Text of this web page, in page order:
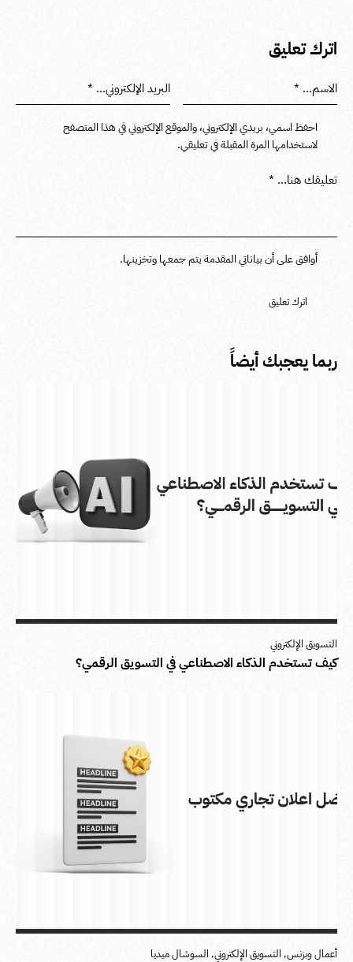
اترك تعليق
احفظ اسمي، بريدي الإلكتروني، والموقع الإلكتروني في هذا المتصفح
لاستخدامها المرة المقبلة في تعليقي.
أوافق على أن بياناتي المقدمة يتم جمعها وتخزينها.
ربما يعجبك أيضاً
التسويق الإلكتروني
كيف تستخدم الذكاء الاصطناعي في التسويق الرقمي؟
أعمال وبزنس, التسويق الإلكتروني, السوشال ميديا